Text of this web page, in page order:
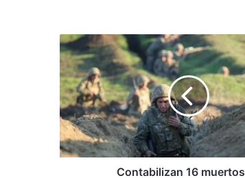
Contabilizan
16
muertos
en
enfrentamientos
entre
Armenia
y
Azerbaiyán
Contabilizan 16